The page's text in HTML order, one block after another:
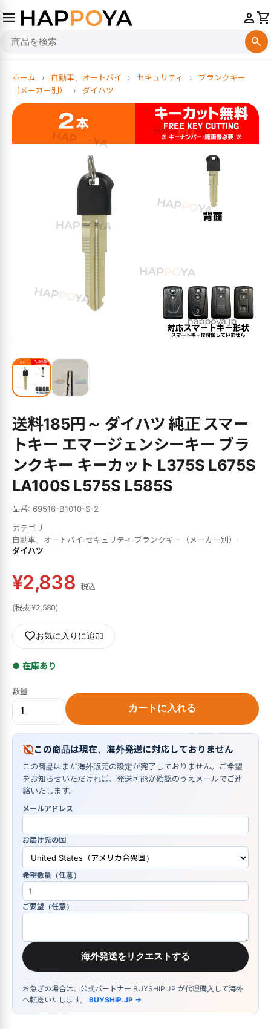
menu
search
personshopping_cart
ホーム › 自動車、オートバイ › セキュリティ ›
ブランクキー
（メーカー別）
› ダイハツ
送料185円～ ダイハツ 純正 スマー
トキー エマージェンシーキー ブラ
ンクキー キーカット L375S L675S
LA100S L575S L585S
品番: 69516-B1010-S-2
カテゴリ
自動車、オートバイ›セキュリティ ›ブランクキー（メーカー別） ›
ダイハツ
¥2,838 税込
(税抜 ¥2,580)
favoriteお気に入りに追加
● 在庫あり
数量
カートに入れる
public_offこの商品は現在、海外発送に対応しておりません
この商品はまだ海外販売の設定が完了しておりません。ご希望
をお知らせいただければ、発送可能か確認のうえメールでご連
絡いたします。
メールアドレス
お届け先の国
希望数量（任意）
ご要望（任意）
海外発送をリクエストする
お急ぎの場合は、公式パートナー BUYSHIP.JP が代理購入して海外
へ転送いたします。 BUYSHIP.JP →